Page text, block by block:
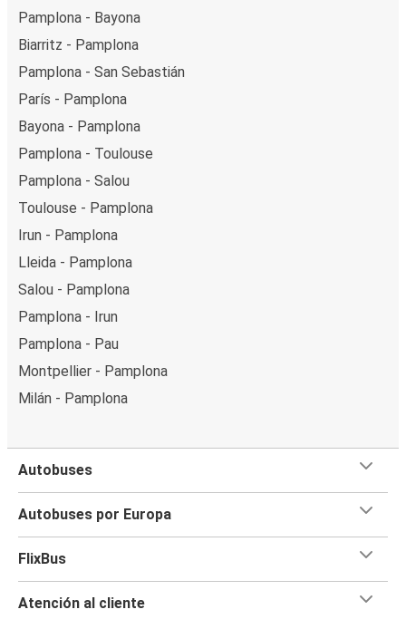
Pamplona - Bayona
Biarritz - Pamplona
Pamplona - San Sebastián
París - Pamplona
Bayona - Pamplona
Pamplona - Toulouse
Pamplona - Salou
Toulouse - Pamplona
Irun - Pamplona
Lleida - Pamplona
Salou - Pamplona
Pamplona - Irun
Pamplona - Pau
Montpellier - Pamplona
Milán - Pamplona
Autobuses
Autobuses por Europa
FlixBus
Atención al cliente